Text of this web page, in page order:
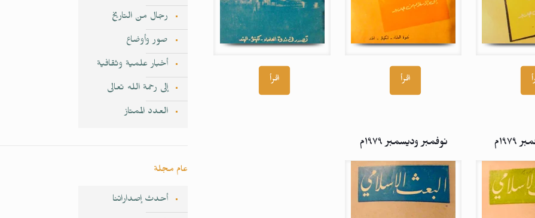
اقرأ اقرأ
نوفمبر وديسمبر ۱۹۷۹م
رجال من التاريخ
صور وأوضاع
أخبار علمية وثقافية
إلى رحمة الله تعالى
العدد الممتاز
عام مجلة
أحدث إصداراتنا